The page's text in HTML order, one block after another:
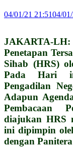
04/01/21 21:5104/
JAKARTA-LH:
Penetapan
Sihab (HRS)
Pada Hari
Pengadilan
Adapun
Pembacaan
diajukan HRS
ini dipimpin
dengan